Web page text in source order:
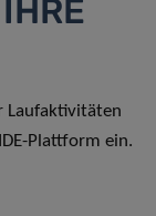
Laufaktivitäten
Plattform ein.